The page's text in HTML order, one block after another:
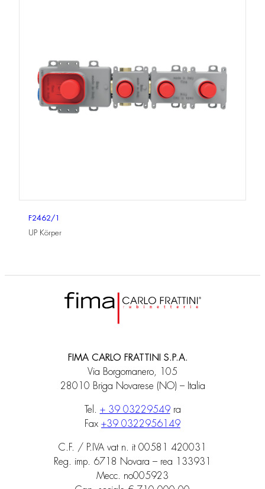
F2462/1
UP Körper
FIMA CARLO FRATTINI S.P.A.
Via Borgomanero, 105
28010 Briga Novarese (NO) – Italia
Tel. + 39 03229549ra
Fax +39 0322956149
C.F. / P.IVA vat n. it 00581 420031
Reg. imp. 6718 Novara – rea 133931
Mecc. no005923